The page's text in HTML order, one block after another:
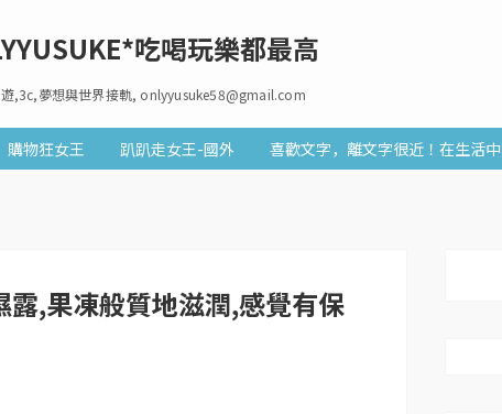
吃喝玩樂都最高
,3c,夢想與世界接軌, onlyyusuke58@gmail.com
購物狂女王 趴趴走女王-國外 喜歡文字，離文字很近！在生活中
,果凍般質地滋潤,感覺有保